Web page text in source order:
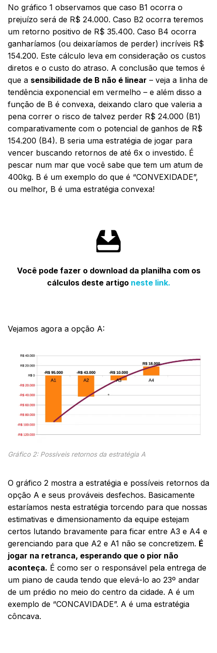
No gráfico 1 observamos que caso B1 ocorra o
prejuízo será de R$ 24.000. Caso B2 ocorra teremos
um retorno positivo de R$ 35.400. Caso B4 ocorra
ganharíamos (ou deixaríamos de perder) incríveis R$
154.200. Este cálculo leva em consideração os custos
diretos e o custo do atraso. A conclusão que temos é
que a sensibilidade de B não é linear – veja a linha de
tendência exponencial em vermelho – e além disso a
função de B é convexa, deixando claro que valeria a
pena correr o risco de talvez perder R$ 24.000 (B1)
comparativamente com o potencial de ganhos de R$
154.200 (B4). B seria uma estratégia de jogar para
vencer buscando retornos de até 6x o investido. É
pescar num mar que você sabe que tem um atum de
400kg. B é um exemplo do que é “CONVEXIDADE”,
ou melhor, B é uma estratégia convexa!
Você pode fazer o download da planilha com os
cálculos deste artigo neste link.
Vejamos agora a opção A:
Gráfico 2: Possíveis retornos da estratégia A
O gráfico 2 mostra a estratégia e possíveis retornos da
opção A e seus prováveis desfechos. Basicamente
estaríamos nesta estratégia torcendo para que nossas
estimativas e dimensionamento da equipe estejam
certos lutando bravamente para ficar entre A3 e A4 e
gerenciando para que A2 e A1 não se concretizem. É
jogar na retranca, esperando que o pior não
aconteça. É como ser o responsável pela entrega de
um piano de cauda tendo que elevá-lo ao 23º andar
de um prédio no meio do centro da cidade. A é um
exemplo de “CONCAVIDADE”. A é uma estratégia
côncava.